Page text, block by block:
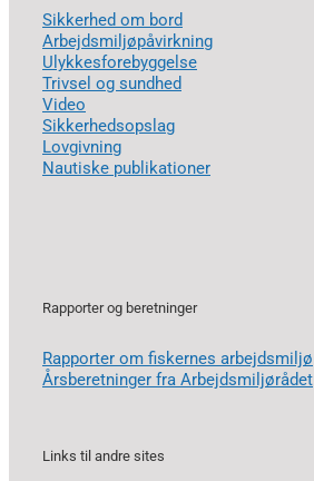
Sikkerhed om bord
Arbejdsmiljøpåvirkning
Ulykkesforebyggelse
Trivsel og sundhed
Video
Sikkerhedsopslag
Lovgivning
Nautiske publikationer
Rapporter og beretninger
Rapporter om fiskernes arbejdsmiljø
Årsberetninger fra Arbejdsmiljørådet
Links til andre sites